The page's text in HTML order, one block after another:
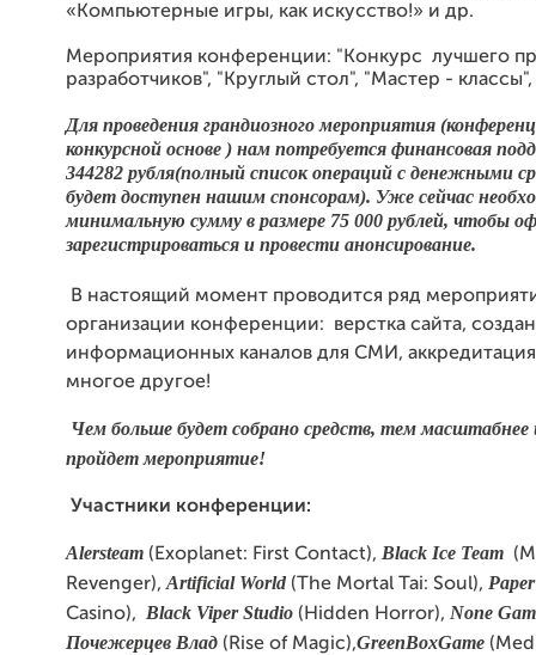
«Компьютерные игры, как искусство!» и др.
Мероприятия конференции: "Конкурс лучшего
разработчиков", "Круглый стол", "Мастер -
Для проведения грандиозного мероприятия
конкурсной основе ) нам потребуется финансовая
344282 рубля(полный список операций с денежными
будет доступен нашим спонсорам). Уже сейчас
минимальную сумму в размере 75 000 рублей, чтобы
зарегистрироваться и провести анонсирование.
В настоящий момент проводится ряд
организации конференции:
верстка сайта,
информационных каналов для СМИ, аккредитация
многое другое!
Чем больше будет собрано средств, тем масштабнее
пройдет мероприятие!
Участники конференции:
Alersteam (Exoplanet: First Contact), Black Ice Team
Revenger),Artificial World (The Mortal Tai: Soul),
Casino), Black Viper Studio (Hidden Horror), None
Почежерцев Влад (Rise of Magic),GreenBoxGame